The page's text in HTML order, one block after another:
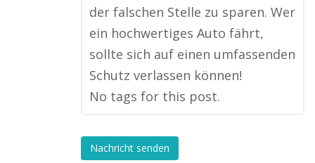
der falschen Stelle zu sparen. Wer
ein hochwertiges Auto fährt,
sollte sich auf einen umfassenden
Schutz verlassen können!
No tags for this post.
Nachricht senden